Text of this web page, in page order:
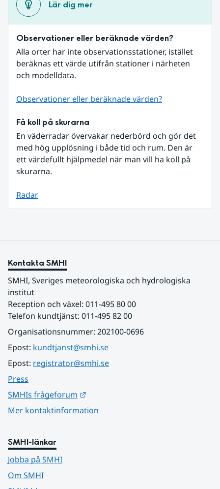
Lär dig mer
Observationer eller beräknade värden?
Alla orter har inte observationsstationer, istället
beräknas ett värde utifrån stationer i närheten
och modelldata.
Observationer eller beräknade värden?
Få koll på skurarna
En väderradar övervakar nederbörd och gör det
med hög upplösning i både tid och rum. Den är
ett värdefullt hjälpmedel när man vill ha koll på
skurarna.
Radar
Kontakta SMHI
SMHI, Sveriges meteorologiska och hydrologiska
institut
Reception och växel: 011-495 80 00
Telefon kundtjänst: 011-495 82 00
Organisationsnummer: 202100-0696
Epost: kundtjanst@smhi.se
Epost: registrator@smhi.se
Press
SMHIs frågeforum
Mer kontaktinformation
SMHI-länkar
Jobba på SMHI
Om SMHI